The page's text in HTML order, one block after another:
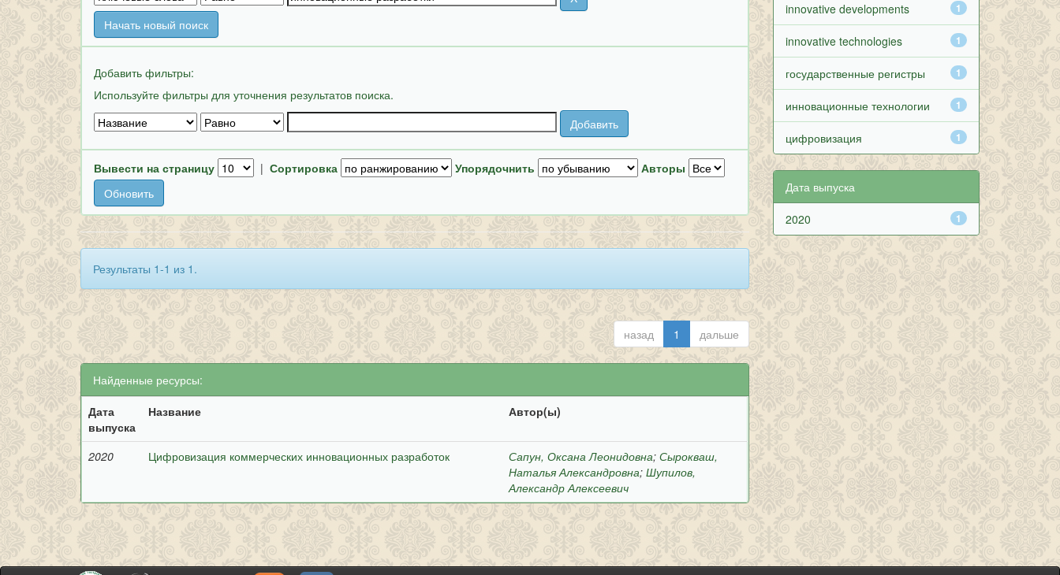
Начать новый поиск
Добавить фильтры:
Используйте фильтры для уточнения результатов поиска.
Вывести на страницу | Сортировка Упорядочнить Авторы
Результаты 1-1 из 1.
назад 1 дальше
Найденные ресурсы:
Дата
выпуска
Название Автор(ы)
2020 Цифровизация коммерческих инновационных разработок Сапун, Оксана Леонидовна;Сырокваш,
Наталья Александровна;Шупилов,
Александр Алексеевич
1
innovative developments
1
innovative technologies
1
государственные регистры
1
инновационные технологии
1
цифровизация
Дата выпуска
1
2020